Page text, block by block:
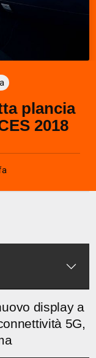
plancia
2018
display a
5G,